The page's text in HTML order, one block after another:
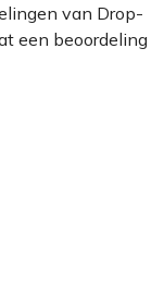
van Drop-
een beoordeling